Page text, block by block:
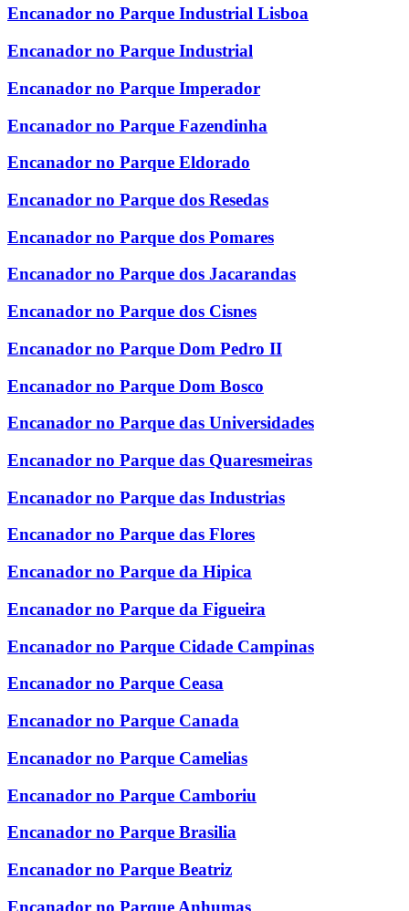
Encanador no Parque Industrial Lisboa
Encanador no Parque Industrial
Encanador no Parque Imperador
Encanador no Parque Fazendinha
Encanador no Parque Eldorado
Encanador no Parque dos Resedas
Encanador no Parque dos Pomares
Encanador no Parque dos Jacarandas
Encanador no Parque dos Cisnes
Encanador no Parque Dom Pedro II
Encanador no Parque Dom Bosco
Encanador no Parque das Universidades
Encanador no Parque das Quaresmeiras
Encanador no Parque das Industrias
Encanador no Parque das Flores
Encanador no Parque da Hipica
Encanador no Parque da Figueira
Encanador no Parque Cidade Campinas
Encanador no Parque Ceasa
Encanador no Parque Canada
Encanador no Parque Camelias
Encanador no Parque Camboriu
Encanador no Parque Brasilia
Encanador no Parque Beatriz
Encanador no Parque Anhumas